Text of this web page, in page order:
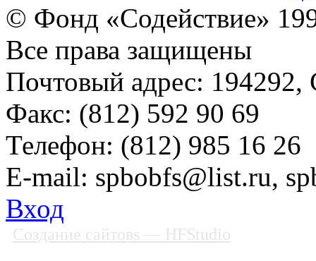
© Фонд «Содействие»
Все права защищены
Почтовый адрес: 194292,
Факс: (812) 592 90 69
Телефон: (812) 985 16 26
E-mail: spbobfs@list.ru,
Вход
Создание сайтовs — HFStudio